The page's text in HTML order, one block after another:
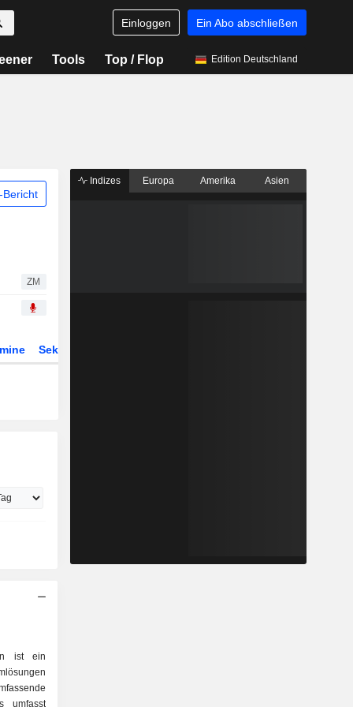
Einloggen Ein Abo abschließen
Tools Top / Flop Edition Deutschland
Bericht
ZM
Sektor
ist ein
umfasst
Indizes Europa Amerika Asien